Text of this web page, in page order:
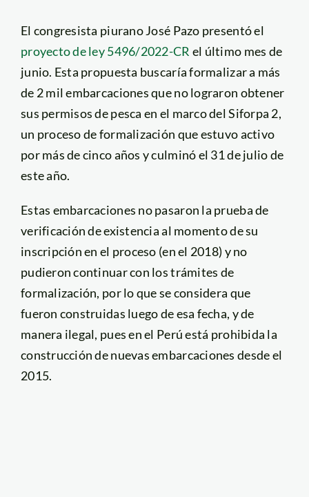
El congresista piurano José Pazo presentó el
proyecto de ley 5496/2022-CR el último mes de
junio. Esta propuesta buscaría formalizar a más
de 2 mil embarcaciones que no lograron obtener
sus permisos de pesca en el marco del Siforpa 2,
un proceso de formalización que estuvo activo
por más de cinco años y culminó el 31 de julio de
este año.
Estas embarcaciones no pasaron la prueba de
verificación de existencia al momento de su
inscripción en el proceso (en el 2018) y no
pudieron continuar con los trámites de
formalización, por lo que se considera que
fueron construidas luego de esa fecha, y de
manera ilegal, pues en el Perú está prohibida la
construcción de nuevas embarcaciones desde el
2015.